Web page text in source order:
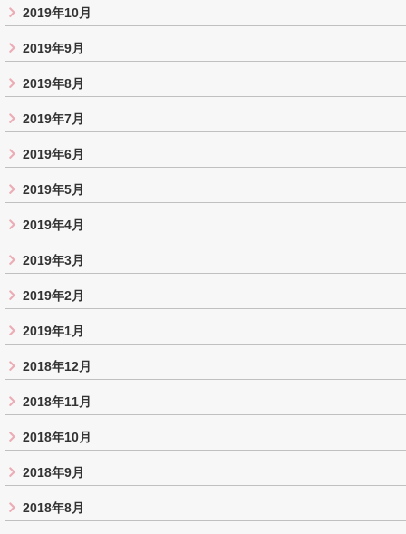
2019年10月
2019年9月
2019年8月
2019年7月
2019年6月
2019年5月
2019年4月
2019年3月
2019年2月
2019年1月
2018年12月
2018年11月
2018年10月
2018年9月
2018年8月